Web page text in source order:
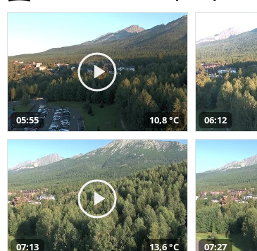
05:55 10,8 °C 06:12
07:13 13,6 °C 07:27